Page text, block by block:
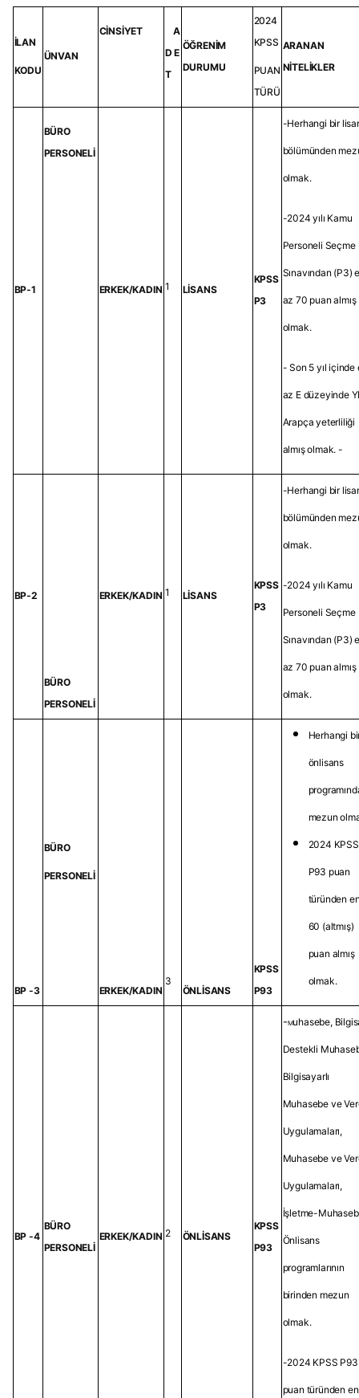
İLAN
KODU
ÜNVAN
CİNSİYET
A
D E
T
ÖĞRENİM
DURUMU
2024
KPSS
PUAN
TÜRÜ
ARANAN
NİTELİKLER
BP-1
BÜRO
PERSONELİ
ERKEK/KADIN 1 LİSANS
KPSS
P3
-Herhangi bir
bölümünden
olmak.
-2024 yılı Kamu
Personeli Seçme
Sınavından (P3)
az 70 puan almış
olmak.
- Son 5 yıl içinde
az E düzeyinde
Arapça yeterliliği
almış olmak. -
BP-2
BÜRO
PERSONELİ
ERKEK/KADIN 1 LİSANS
KPSS
P3
-Herhangi bir
bölümünden
olmak.
-2024 yılı Kamu
Personeli Seçme
Sınavından (P3)
az 70 puan almış
olmak.
BP -3
BÜRO
PERSONELİ
ERKEK/KADIN
3
ÖNLİSANS
KPSS
P93
Herhangi
önlisans
mezun
2024 KPSS
P93 puan
türünden
60 (altmış)
puan almış
olmak.
BP -4
BÜRO
PERSONELİ
ERKEK/KADIN 2 ÖNLİSANS
KPSS
P93
-muhasebe,
Destekli
Bilgisayarlı
Muhasebe ve
Uygulamaları,
Muhasebe ve
Uygulamaları,
İşletme-
Önlisans
programlarının
birinden mezun
olmak.
-2024 KPSS P93
puan türünden